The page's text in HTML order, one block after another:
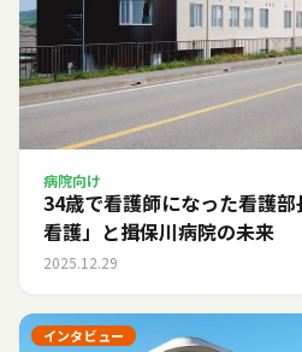
病院向け
34歳で看護師になった看護
看護」と揖保川病院の未来
2025.12.29
インタビュー